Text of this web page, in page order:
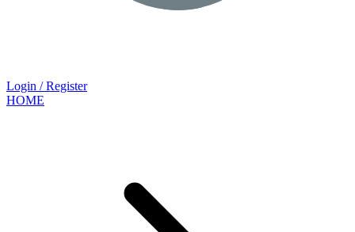
Login / Register
HOME